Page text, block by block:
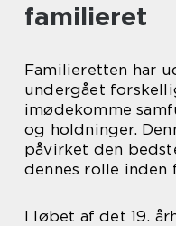
familieret
Familieretten har
undergået
imødekomme
og holdninger.
påvirket den
dennes rolle
I løbet af det 19.